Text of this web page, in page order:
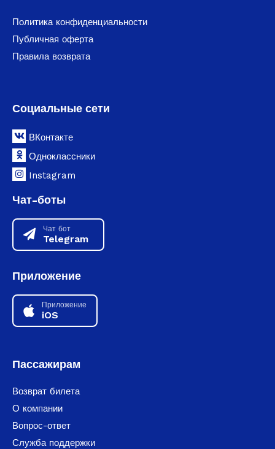
Политика конфиденциальности
Публичная оферта
Правила возврата
Социальные сети
ВКонтакте
Одноклассники
Instagram
Чат-боты
Чат бот
Telegram
Приложение
Приложение
iOS
Пассажирам
Возврат билета
О компании
Вопрос-ответ
Служба поддержки